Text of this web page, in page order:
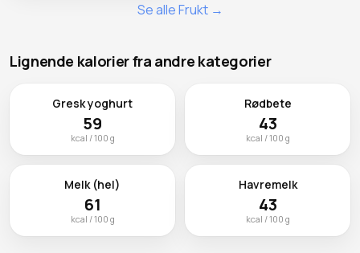
Se alle Frukt →
Lignende kalorier fra andre kategorier
Gresk yoghurt
59
kcal / 100 g
Rødbete
43
kcal / 100 g
Melk (hel)
61
kcal / 100 g
Havremelk
43
kcal / 100 g